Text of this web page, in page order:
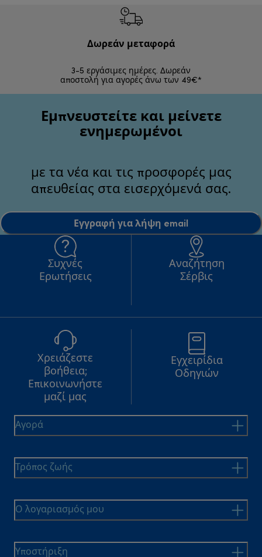
Δωρεάν μεταφορά
3-5 εργάσιμες ημέρες. Δωρεάν
αποστολή για αγορές άνω των 49€*
Εμπνευστείτε και μείνετε
ενημερωμένοι
με τα νέα και τις προσφορές μας
απευθείας στα εισερχόμενά σας.
Εγγραφή για λήψη email
Συχνές
Ερωτήσεις
Αναζήτηση
Σέρβις
Χρειάζεστε
βοήθεια;
Επικοινωνήστε
μαζί μας
Εγχειρίδια
Οδηγιών
Αγορά
Τρόπος ζωής
Ο λογαριασμός μου
Υποστήριξη